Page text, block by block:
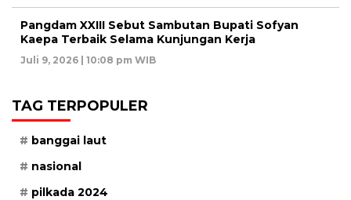
Pangdam XXIII Sebut Sambutan Bupati Sofyan
Kaepa Terbaik Selama Kunjungan Kerja
Juli 9, 2026 | 10:08 pm WIB
TAG TERPOPULER
banggai laut
nasional
pilkada 2024